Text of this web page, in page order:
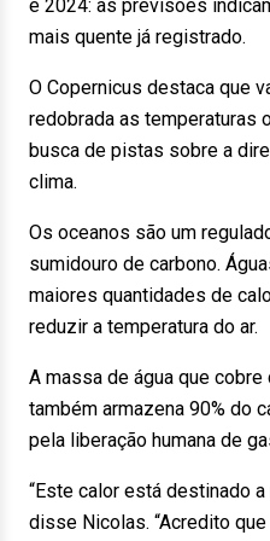
e 2024: as previsões
mais quente já registrado.
O Copernicus destaca que
redobrada as temperaturas
busca de pistas sobre a
clima.
Os oceanos são um
sumidouro de carbono.
maiores quantidades de
reduzir a temperatura do ar.
A massa de água que
também armazena 90% do
pela liberação humana de
“Este calor está destinado
disse Nicolas. “Acredito